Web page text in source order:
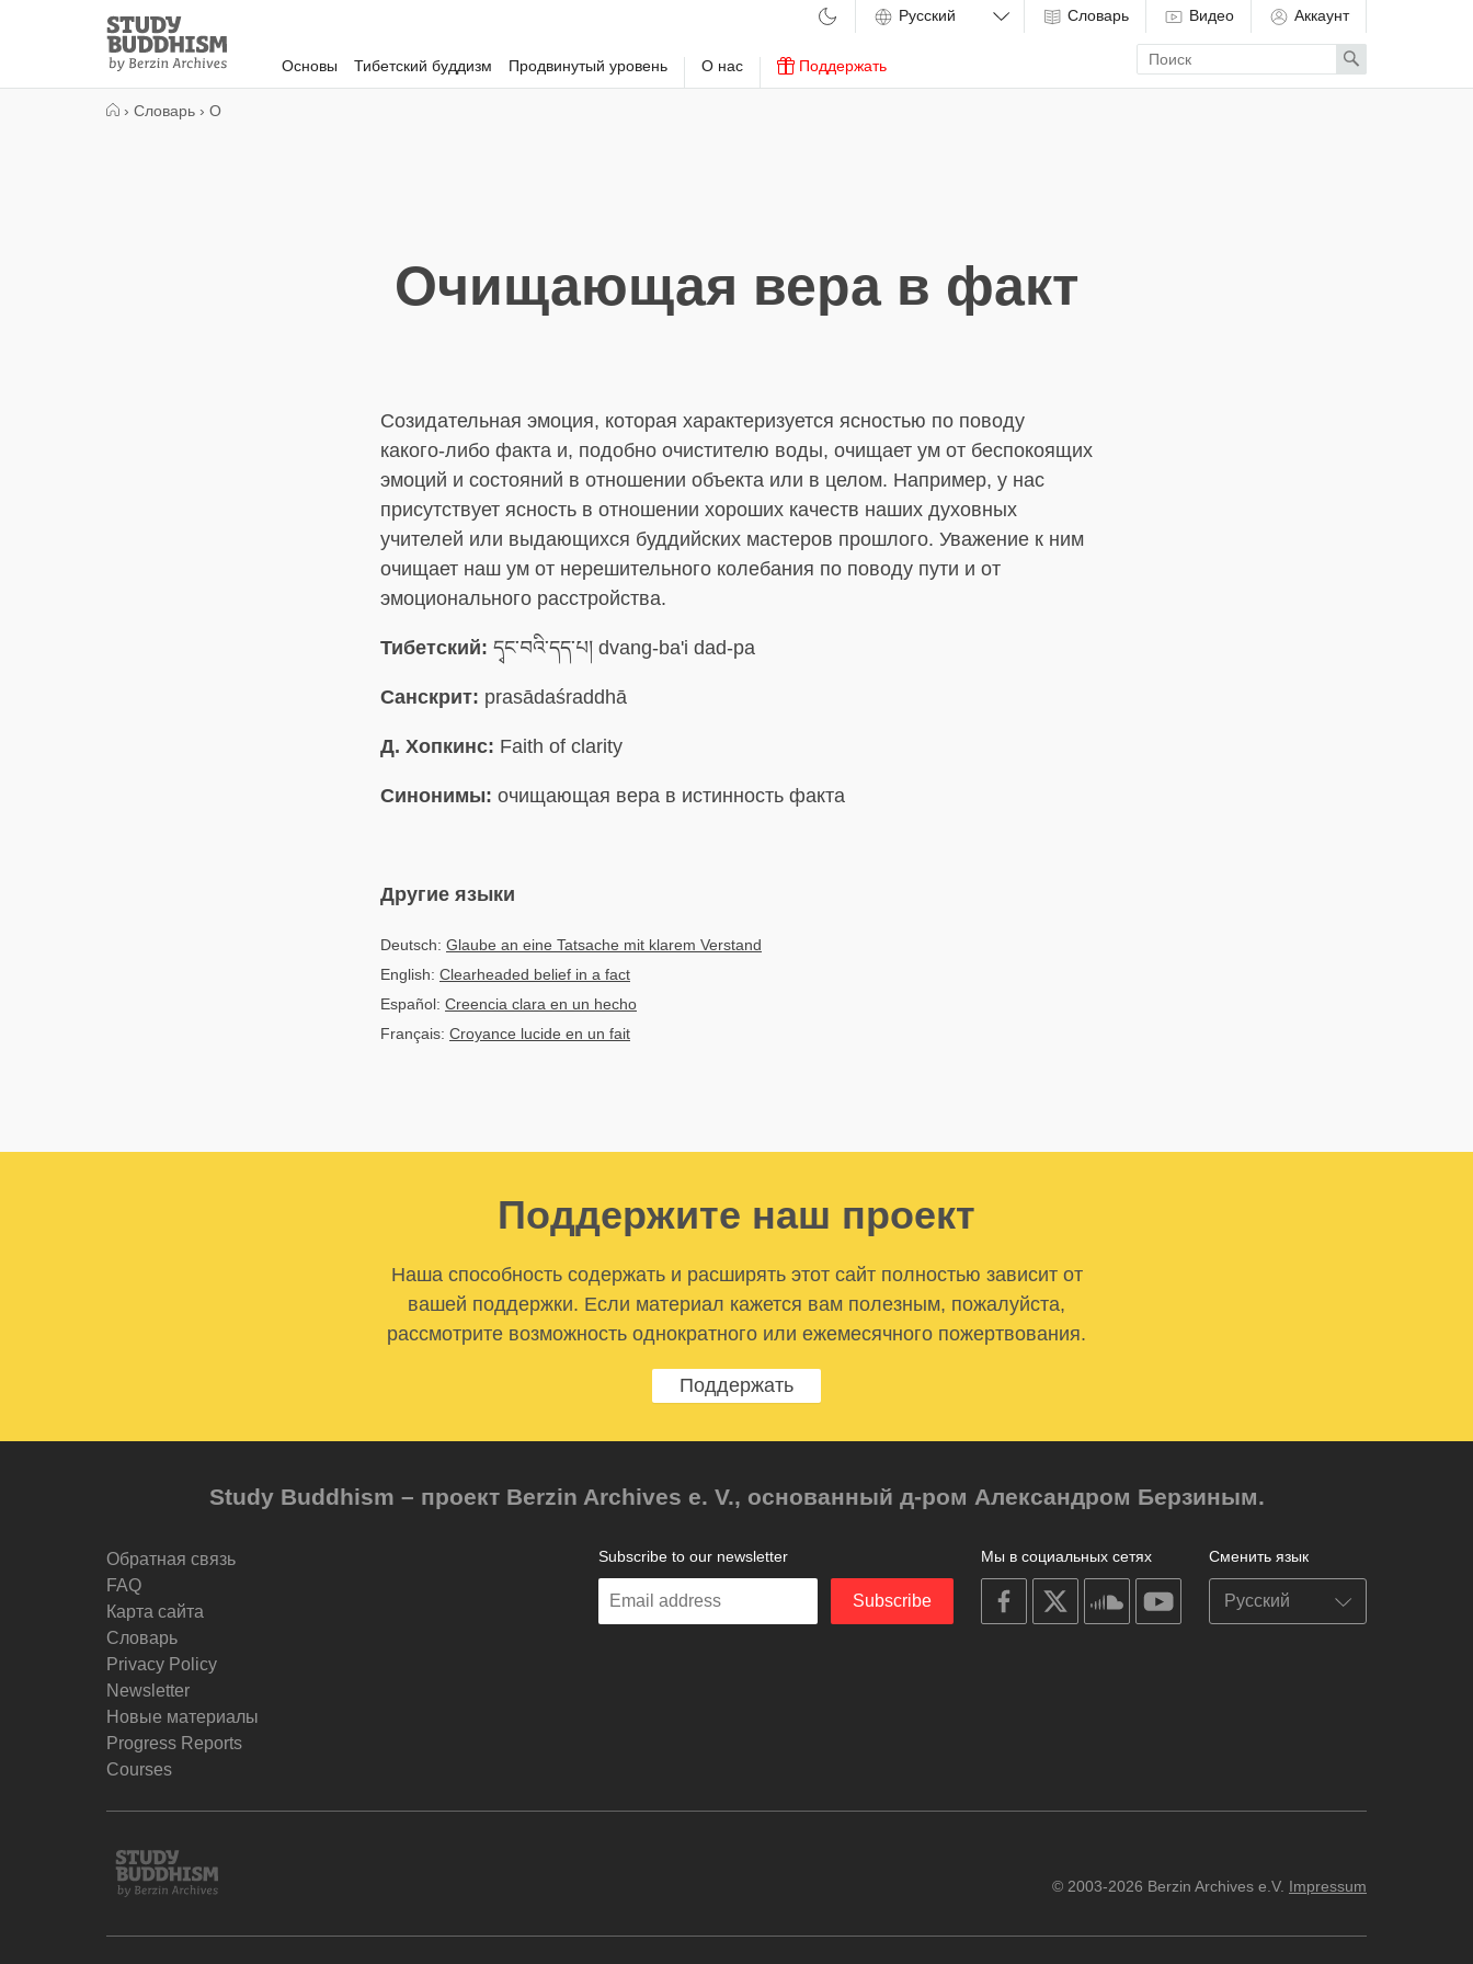
Study
Buddhism
Home
Основы Тибетский буддизм Продвинутый уровень О нас Поддержать
Словарь Видео Аккаунт
Enter
search
term
Search
› Словарь › О
Очищающая вера в факт
Созидательная эмоция, которая характеризуется ясностью по поводу
какого-либо факта и, подобно очистителю воды, очищает ум от беспокоящих
эмоций и состояний в отношении объекта или в целом. Например, у нас
присутствует ясность в отношении хороших качеств наших духовных
учителей или выдающихся буддийских мастеров прошлого. Уважение к ним
очищает наш ум от нерешительного колебания по поводу пути и от
эмоционального расстройства.
Тибетский: དྭང་བའི་དད་པ། dvang-ba'i dad-pa
Санскрит: prasādaśraddhā
Д. Хопкинс: Faith of clarity
Синонимы: очищающая вера в истинность факта
Другие языки
Deutsch: Glaube an eine Tatsache mit klarem Verstand
English: Clearheaded belief in a fact
Español: Creencia clara en un hecho
Français: Croyance lucide en un fait
Поддержите наш проект
Наша способность содержать и расширять этот сайт полностью зависит от
вашей поддержки. Если материал кажется вам полезным, пожалуйста,
рассмотрите возможность однократного или ежемесячного пожертвования.
Поддержать
Study Buddhism – проект Berzin Archives e. V., основанный д-ром Александром Берзиным.
Обратная связь
FAQ
Карта сайта
Словарь
Privacy Policy
Newsletter
Новые материалы
Progress Reports
Courses
Сменить язык
Мы в социальных сетях
on
facebook
on
on
soundcloudyoutube
Subscribe to our newsletter
Enter
Subscribe
Study
Buddhism
© 2003-2026 Berzin Archives e.V. Impressum